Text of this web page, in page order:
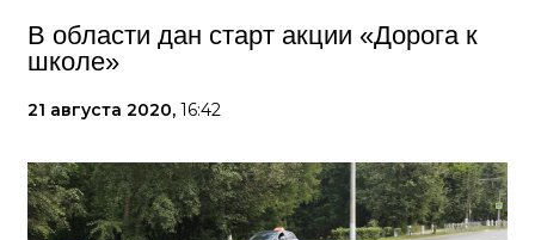
В области дан старт акции «Дорога к
школе»
21 августа 2020, 16:42